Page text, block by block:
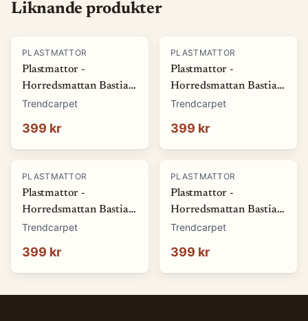
Liknande produkter
PLASTMATTOR
Plastmattor -
Horredsmattan Bastian
(grön) (Storlek: 70 x 50
Trendcarpet
399 kr
PLASTMATTOR
Plastmattor -
Horredsmattan Bastian
(röd) (Storlek: 70 x 50
Trendcarpet
399 kr
PLASTMATTOR
Plastmattor -
Horredsmattan Bastian
(blå) (Storlek: 70 x 50
Trendcarpet
399 kr
PLASTMATTOR
Plastmattor -
Horredsmattan Bastian
(brun) (Storlek: 70 x 50
Trendcarpet
399 kr